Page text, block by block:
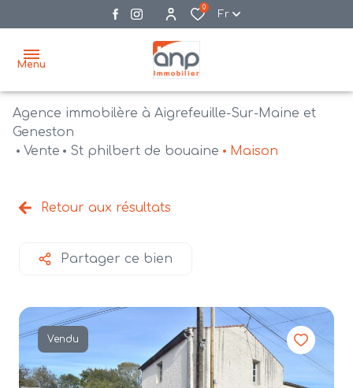
0
Fr
Menu
accueil
vente
agences
estimation
e-
Agence immobilère à Aigrefeuille-Sur-Maine et
Geneston
Vente
St philbert de bouaine Maison
Retour aux résultats
Partager ce bien
Vendu